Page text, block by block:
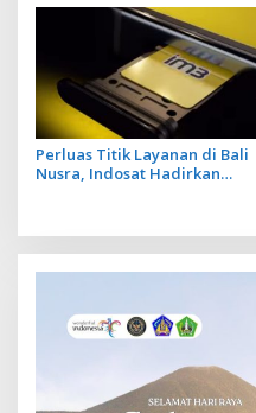
Perluas Titik Layanan di Bali
Nusra, Indosat Hadirkan